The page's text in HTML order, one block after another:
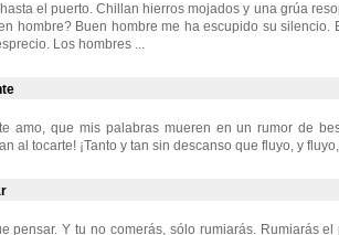
el puerto. Chillan hierros mojados y una grúa
hombre? Buen hombre me ha escupido su
Los hombres ...
amo, que mis palabras mueren en un rumor de
al tocarte! ¡Tanto y tan sin descanso que fluyo, y
pensar. Y tu no comerás, sólo rumiarás. Rumiarás